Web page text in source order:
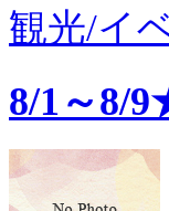
観光/イ
8/1～8/